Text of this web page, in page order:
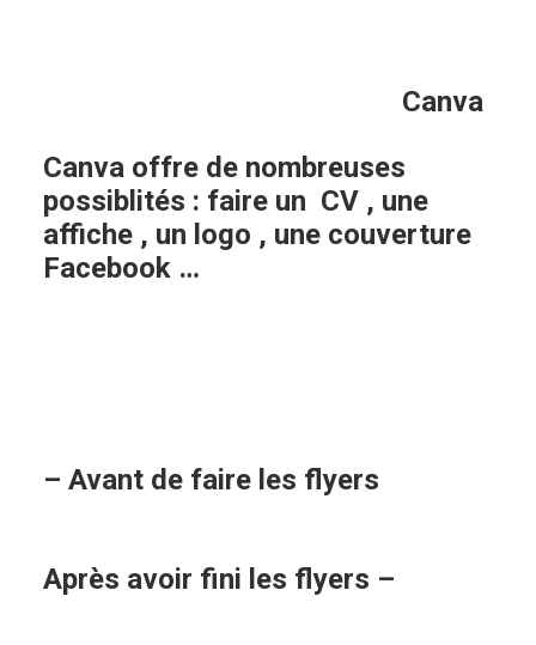
Canva
Canva offre de nombreuses
possiblités : faire un CV , une
affiche , un logo , une couverture
Facebook …
– Avant de faire les flyers
Après avoir fini les flyers –